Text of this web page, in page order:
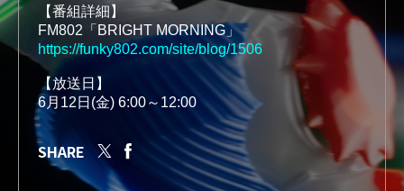
NEWS MEDIA
LIVE DISCOGRAPHY
FM802「BRIGHT MORNING」
https://funky802.com/site/blog/1506
【放送日】
6月12日(金) 6:00～12:00
SHARE